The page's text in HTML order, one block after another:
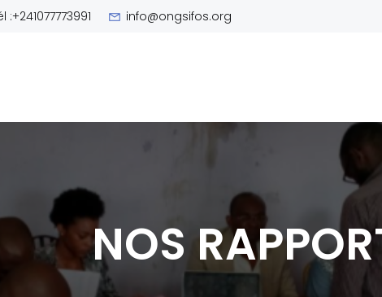
:+241077773991 info@ongsifos.org
NOS